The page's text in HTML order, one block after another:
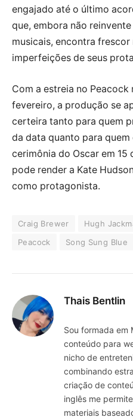
engajado até o último
que, embora não
musicais, encontra
imperfeições de seus
Com a estreia no Peacock
fevereiro, a produção se
certeira tanto para quem
da data quanto para
cerimônia do Oscar em 15
pode render a Kate
como protagonista.
Craig Brewer Hugh
Peacock
Song Sung Blue
Thais Bentlin
Sou formada em
conteúdo para
nicho de
combinando
criação de
inglês me
materiais